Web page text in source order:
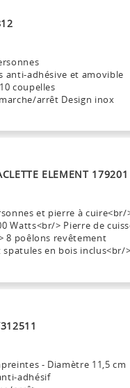
anti-adhésive et amovible
coupelles
arrêt Design inox
ELEMENT 179201
et pierre à cuire<br/
Watts<br/> Pierre de
8 poêlons revêtement
en bois inclus<br/>
- Diamètre 11,5 cm
adhésif